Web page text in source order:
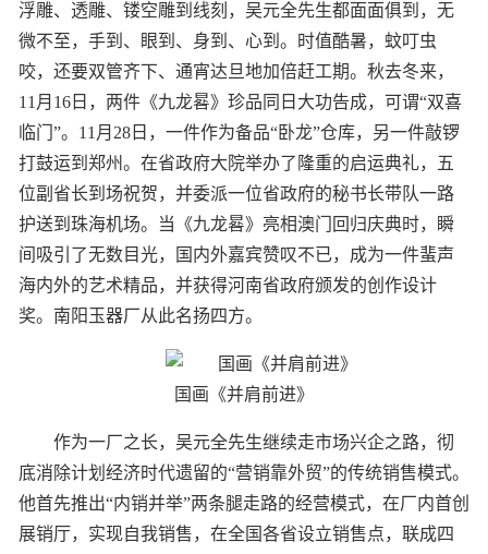
浮雕、透雕、镂空雕到线刻，吴元全先生都面面俱到，无
微不至，手到、眼到、身到、心到。时值酷暑，蚊叮虫
咬，还要双管齐下、通宵达旦地加倍赶工期。秋去冬来，
11月16日，两件《九龙晷》珍品同日大功告成，可谓“双喜
临门”。11月28日，一件作为备品“卧龙”仓库，另一件敲锣
打鼓运到郑州。在省政府大院举办了隆重的启运典礼，五
位副省长到场祝贺，并委派一位省政府的秘书长带队一路
护送到珠海机场。当《九龙晷》亮相澳门回归庆典时，瞬
间吸引了无数目光，国内外嘉宾赞叹不已，成为一件蜚声
海内外的艺术精品，并获得河南省政府颁发的创作设计
奖。南阳玉器厂从此名扬四方。
国画《并肩前进》
作为一厂之长，吴元全先生继续走市场兴企之路，彻
底消除计划经济时代遗留的“营销靠外贸”的传统销售模式。
他首先推出“内销并举”两条腿走路的经营模式，在厂内首创
展销厅，实现自我销售，在全国各省设立销售点，联成四